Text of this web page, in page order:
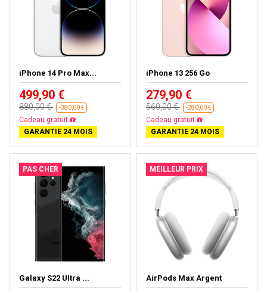
iPhone 14 Pro Max...
499,90 €
880,00 € -380,00 €
Livraison gratuite
GARANTIE 24 MOIS
iPhone 13 256 Go
279,90 €
560,00 € -280,00 €
Livraison gratuite
GARANTIE 24 MOIS
PAS CHER
Galaxy S22 Ultra ...
MEILLEUR PRIX
AirPods Max Argent